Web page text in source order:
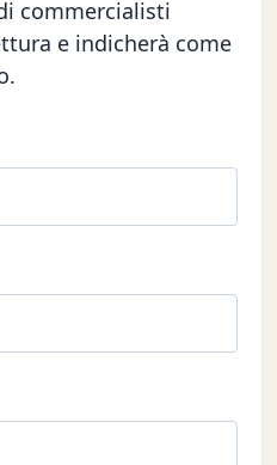
commercialisti
e indicherà come